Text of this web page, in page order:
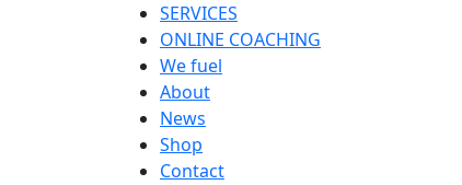
SERVICES
ONLINE COACHING
We fuel
About
News
Shop
Contact